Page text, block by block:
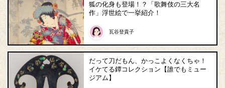
狐の化身も登場！？「歌舞伎の三大名
作」浮世絵で一挙紹介！
瓦谷登貴子
だって刀だもん、かっこよくなくちゃ！
イケてる鐔コレクション【誰でもミュー
ジアム】